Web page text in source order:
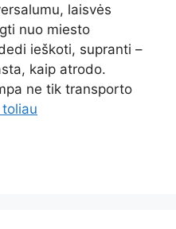
laisvės
nuo miesto
ieškoti, supranti –
kaip atrodo.
ne tik transporto